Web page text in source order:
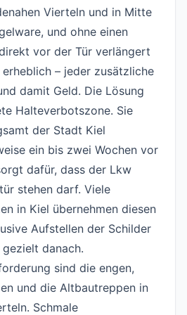
Vierteln und in Mitte
und ohne einen
vor der Tür verlängert
– jeder zusätzliche
damit Geld. Die Lösung
Halteverbotszone. Sie
der Stadt Kiel
ein bis zwei Wochen vor
dafür, dass der Lkw
stehen darf. Viele
in Kiel übernehmen diesen
Aufstellen der Schilder
danach.
sind die engen,
und die Altbautreppen in
Schmale